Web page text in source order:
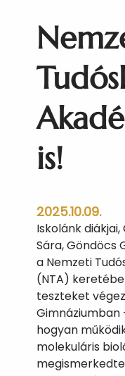
l
e
t
m
k
ö
k
e
z
d
ő
d
ö
t
t
!
is!
2025.10.09.
Iskolánk
Sára, Göndöcs
a Nemzeti
(NTA)
teszteket
hogyan
molekuláris